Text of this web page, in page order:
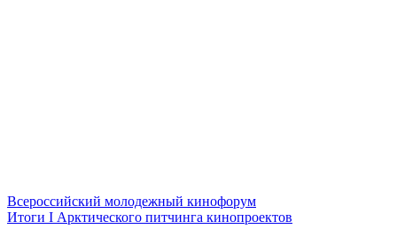
Всероссийский молодежный кинофорум
Итоги I Арктического питчинга кинопроектов